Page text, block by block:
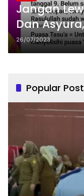
Jangan
Dan
Sungguh
26/07/2023
Popular